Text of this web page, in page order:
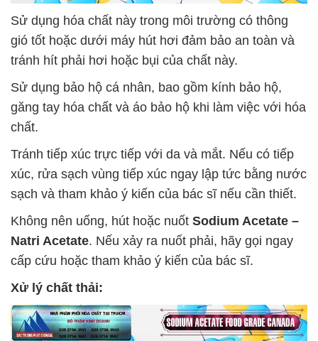
Sử dụng hóa chất này trong môi trường có thông
gió tốt hoặc dưới máy hút hơi đảm bảo an toàn và
tránh hít phải hơi hoặc bụi của chất này.
Sử dụng bảo hộ cá nhân, bao gồm kính bảo hộ,
găng tay hóa chất và áo bảo hộ khi làm việc với hóa
chất.
Tránh tiếp xúc trực tiếp với da và mắt. Nếu có tiếp
xúc, rửa sạch vùng tiếp xúc ngay lập tức bằng nước
sạch và tham khảo ý kiến của bác sĩ nếu cần thiết.
Không nên uống, hút hoặc nuốt Sodium Acetate –
Natri Acetate. Nếu xảy ra nuốt phải, hãy gọi ngay
cấp cứu hoặc tham khảo ý kiến của bác sĩ.
Xử lý chất thải: